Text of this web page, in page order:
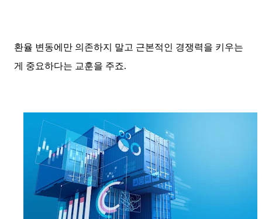
환율 변동에만 의존하지 말고 근본적인 경쟁력을 키우는
게 중요하다는 교훈을 주죠.